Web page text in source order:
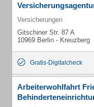
Versicherungen
Gitschiner Str. 87 A
10969 Berlin - Kreuzberg
Gratis-Digitalcheck
Arbeiterwohlfahrt